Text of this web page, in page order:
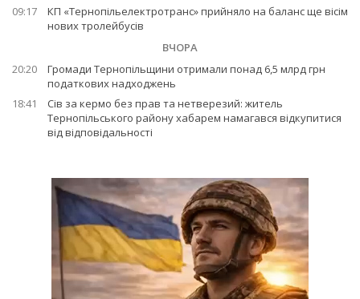
09:17
КП «Тернопільелектротранс» прийняло на баланс ще вісім
нових тролейбусів
ВЧОРА
20:20
Громади Тернопільщини отримали понад 6,5 млрд грн
податкових надходжень
18:41
Сів за кермо без прав та нетверезий: житель
Тернопільського району хабарем намагався відкупитися
від відповідальності